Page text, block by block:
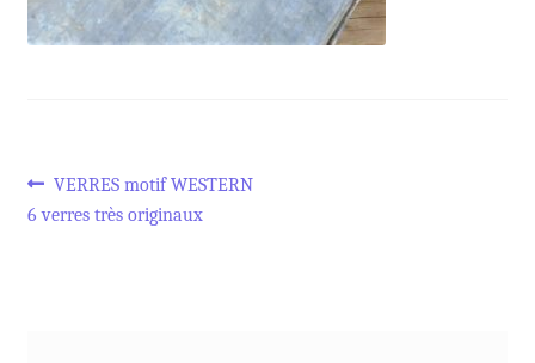
Navigation
de
Article
précédent :
VERRES motif WESTERN
6 verres très originaux